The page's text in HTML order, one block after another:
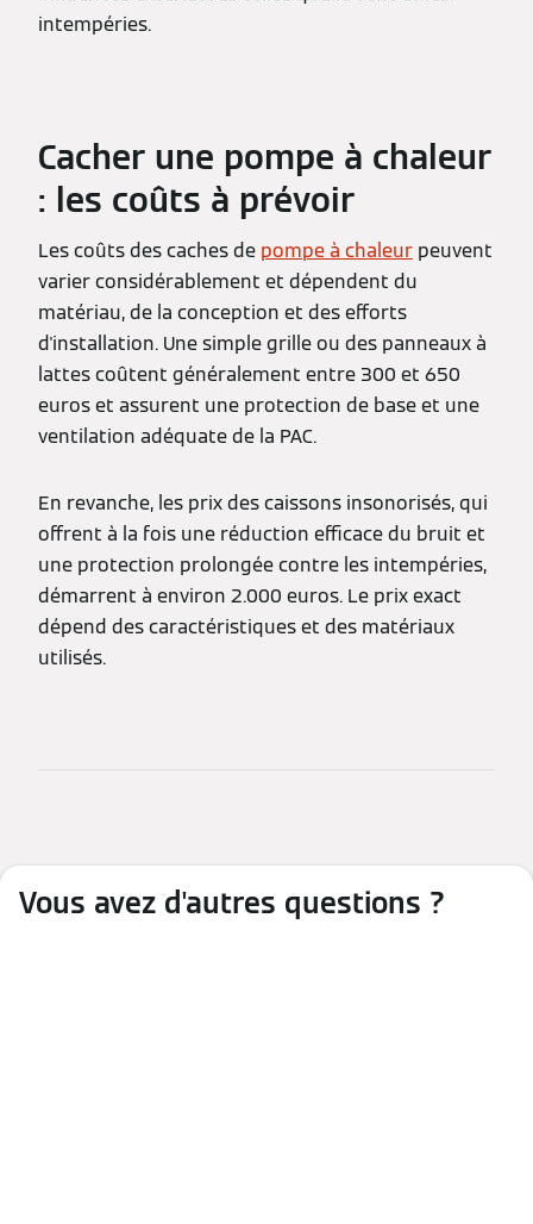
intempéries.
Cacher une pompe à chaleur
: les coûts à prévoir
Les coûts des caches de pompe à chaleur peuvent
varier considérablement et dépendent du
matériau, de la conception et des efforts
d'installation. Une simple grille ou des panneaux à
lattes coûtent généralement entre 300 et 650
euros et assurent une protection de base et une
ventilation adéquate de la PAC.
En revanche, les prix des caissons insonorisés, qui
offrent à la fois une réduction efficace du bruit et
une protection prolongée contre les intempéries,
démarrent à environ 2.000 euros. Le prix exact
dépend des caractéristiques et des matériaux
utilisés.
Vous avez d'autres questions ?